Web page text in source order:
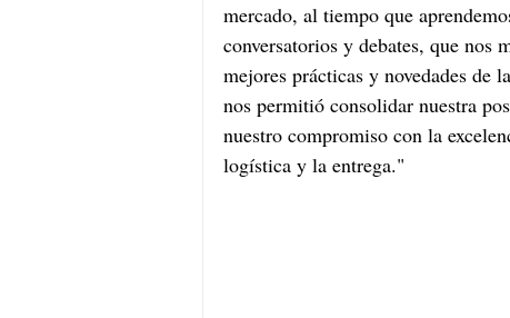
mercado, al tiempo que
conversatorios y debates, que nos
mejores prácticas y novedades de
nos permitió consolidar nuestra
nuestro compromiso con la
logística y la entrega."